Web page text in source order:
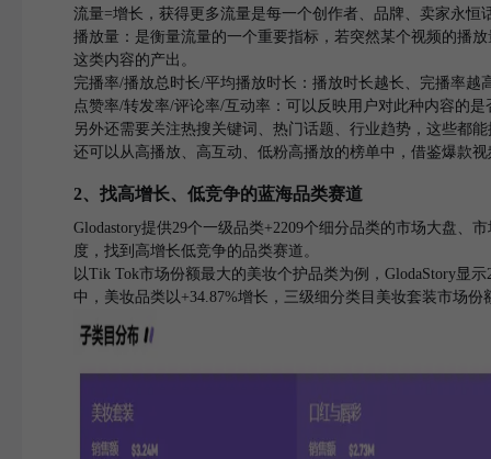
流量=增长，获得更多流量是每一个创作者、品牌、卖家永
播放量：是衡量流量的一个重要指标，若突然某个视频的播
这类内容的产出。
完播率/播放总时长/平均播放时长：播放时长越长、完播率
点赞率/转发率/评论率/互动率：可以反映用户对此种内容的
另外还需要关注热搜关键词、热门话题、行业趋势，这些都
还可以从高播放、高互动、低粉高播放的榜单中，借鉴爆款
2、找高增长、低竞争的蓝海品类赛道
Glodastory提供29个一级品类+2209个细分品类的市场大盘
度，找到高增长低竞争的品类赛道。
以Tik Tok市场份额最大的美妆个护品类为例，GlodaStory显
中，美妆品类以+34.87%增长，三级细分类目美妆套装市场